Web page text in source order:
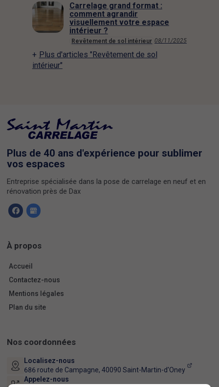
Revêtement de sol intérieur 08/11/2025
Carrelage grand format :
comment agrandir
visuellement votre espace
intérieur ?
Plus d'articles "Revêtement de sol
intérieur"
Plus de 40 ans d'expérience pour sublimer
vos espaces
Entreprise spécialisée dans la pose de carrelage en neuf et en
rénovation près de Dax
À propos
Accueil
Contactez-nous
Mentions légales
Plan du site
Nos coordonnées
Localisez-nous
686 route de Campagne, 40090 Saint-Martin-d'Oney
Appelez-nous